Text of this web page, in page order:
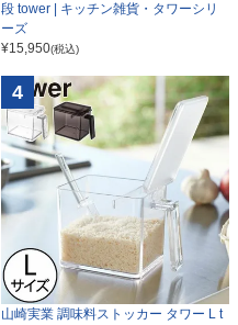
段 tower | キッチン雑貨・タワーシリ
ーズ
¥15,950(税込)
4
山崎実業 調味料ストッカー タワー L t